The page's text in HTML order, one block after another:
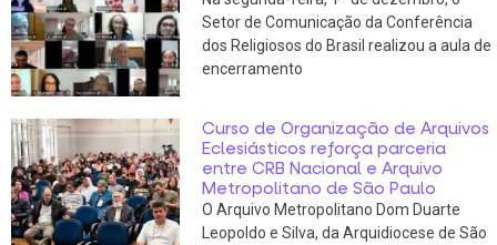
Setor de Comunicação da Conferência
dos Religiosos do Brasil realizou a aula de
encerramento
Curso de Organização de Arquivos
Eclesiásticos reforça parceria
entre CRB Nacional e Arquivo
Metropolitano de São Paulo
O Arquivo Metropolitano Dom Duarte
Leopoldo e Silva, da Arquidiocese de São